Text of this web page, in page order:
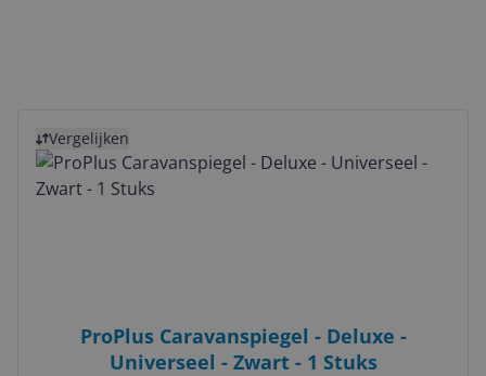
Vergelijken
ProPlus Caravanspiegel - Deluxe -
Universeel - Zwart - 1 Stuks